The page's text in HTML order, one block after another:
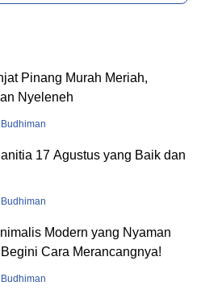
Pinang Murah Meriah,
Nyeleneh
17 Agustus yang Baik dan
Modern yang Nyaman
Cara Merancangnya!